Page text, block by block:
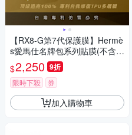
【RX8-G第7代保護膜】Hermè
s愛馬仕名牌包系列貼膜(不含長
夾)
$2,250 9折
限時下殺 券
加入購物車